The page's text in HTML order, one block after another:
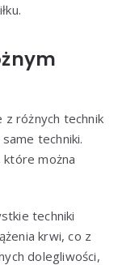
z różnych technik
techniki.
które można
techniki
krwi, co z
dolegliwości,